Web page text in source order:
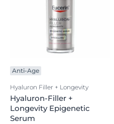
Anti-Age
Hyaluron Filler + Longevity
Hyaluron-Filler +
Longevity Epigenetic
Serum